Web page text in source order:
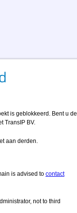
is geblokkeerd. Bent u de
TransIP BV.
aan derden.
is advised to contact
not to third